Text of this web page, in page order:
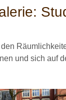
und sich auf